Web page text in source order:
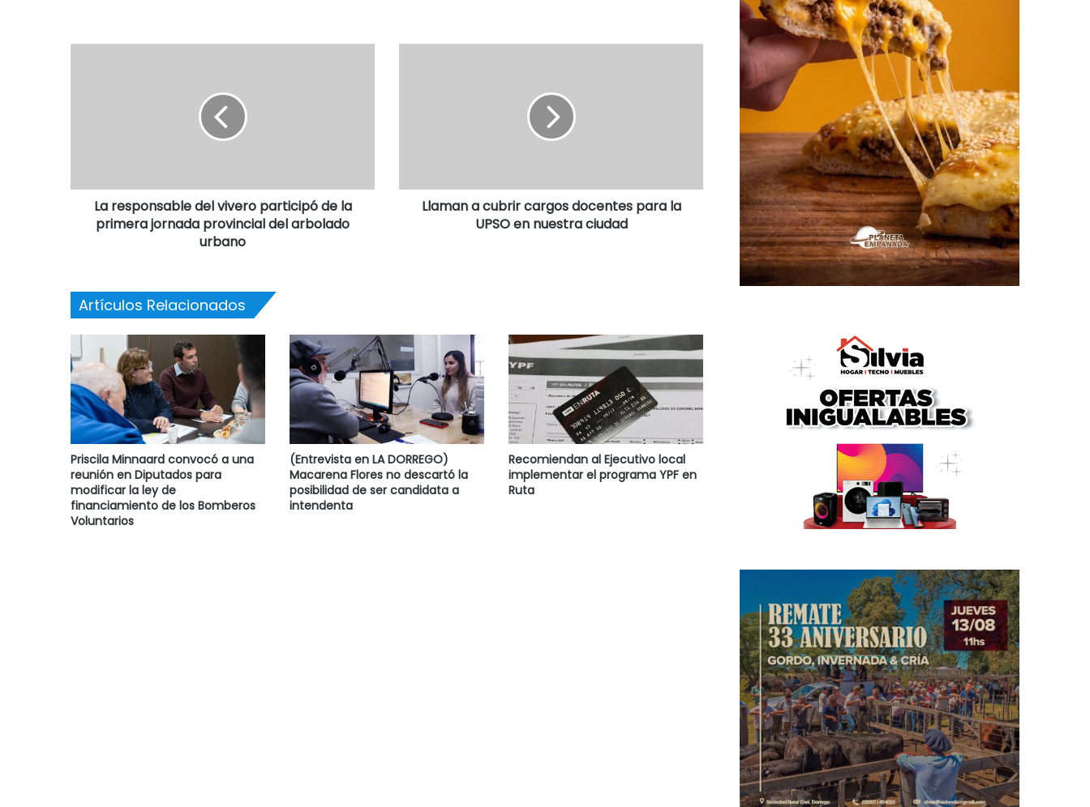
La responsable del vivero participó de la
primera jornada provincial del arbolado
urbano
Llaman a cubrir cargos docentes para la
UPSO en nuestra ciudad
Artículos Relacionados
Priscila Minnaard convocó a una
reunión en Diputados para
modificar la ley de
financiamiento de los Bomberos
Voluntarios
(Entrevista en LA DORREGO)
Macarena Flores no descartó la
posibilidad de ser candidata a
intendenta
Recomiendan al Ejecutivo local
implementar el programa YPF en
Ruta